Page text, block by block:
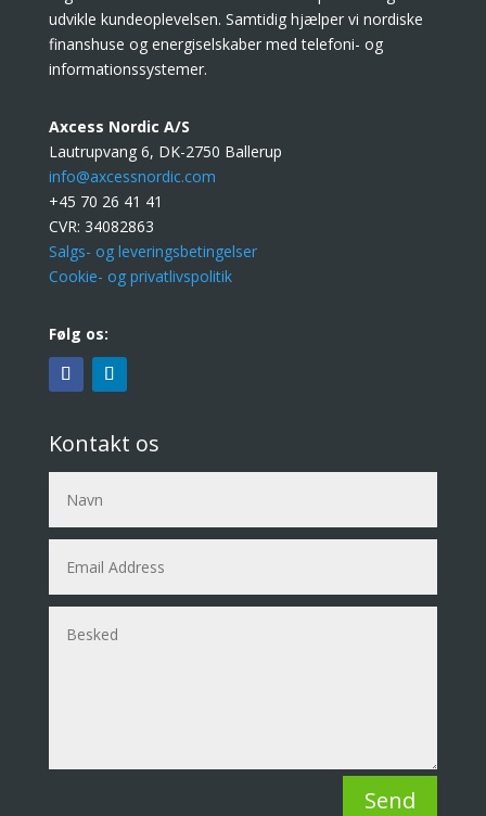
udvikle kundeoplevelsen. Samtidig hjælper vi nordiske
finanshuse og energiselskaber med telefoni- og
informationssystemer.
Axcess Nordic A/S
Lautrupvang 6, DK-2750 Ballerup
info@axcessnordic.com
+45 70 26 41 41
CVR: 34082863
Salgs- og leveringsbetingelser
Cookie- og privatlivspolitik
Følg os:
Kontakt os
Send